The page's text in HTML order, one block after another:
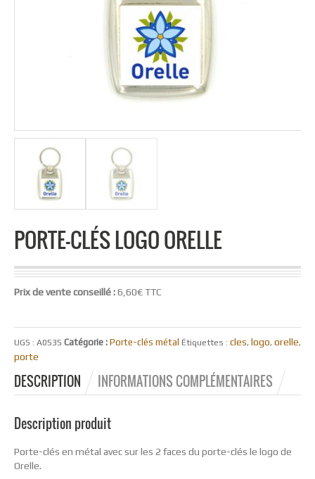
PORTE-CLÉS LOGO ORELLE
Prix de vente conseillé :6,60€ TTC
UGS : A0535 Catégorie : Porte-clés métal Étiquettes : cles, logo, orelle,
porte
DESCRIPTION INFORMATIONS COMPLÉMENTAIRES
Description produit
Porte-clés en métal avec sur les 2 faces du porte-clés le logo de
Orelle.